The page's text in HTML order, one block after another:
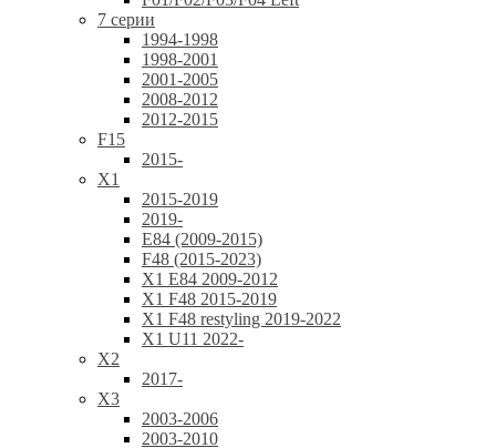
7 серии
1994-1998
1998-2001
2001-2005
2008-2012
2012-2015
F15
2015-
X1
2015-2019
2019-
E84 (2009-2015)
F48 (2015-2023)
X1 E84 2009-2012
X1 F48 2015-2019
X1 F48 restyling 2019-2022
X1 U11 2022-
X2
2017-
X3
2003-2006
2003-2010